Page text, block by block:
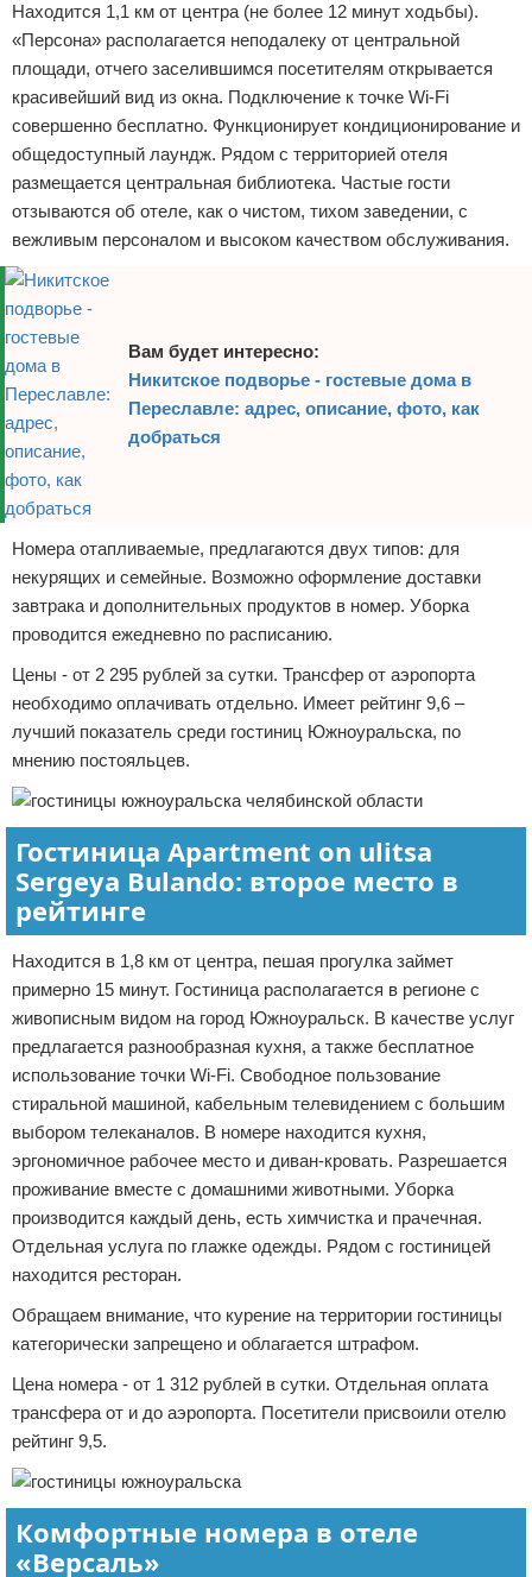
Находится 1,1 км от центра (не более 12 минут ходьбы).
«Персона» располагается неподалеку от центральной
площади, отчего заселившимся посетителям открывается
красивейший вид из окна. Подключение к точке Wi-Fi
совершенно бесплатно. Функционирует кондиционирование и
общедоступный лаундж. Рядом с территорией отеля
размещается центральная библиотека. Частые гости
отзываются об отеле, как о чистом, тихом заведении, с
вежливым персоналом и высоком качеством обслуживания.
Вам будет интересно:
Никитское подворье - гостевые дома в
Переславле: адрес, описание, фото, как
добраться
Номера отапливаемые, предлагаются двух типов: для
некурящих и семейные. Возможно оформление доставки
завтрака и дополнительных продуктов в номер. Уборка
проводится ежедневно по расписанию.
Цены - от 2 295 рублей за сутки. Трансфер от аэропорта
необходимо оплачивать отдельно. Имеет рейтинг 9,6 –
лучший показатель среди гостиниц Южноуральска, по
мнению постояльцев.
Гостиница Apartment on ulitsa
Sergeya Bulando: второе место в
рейтинге
Находится в 1,8 км от центра, пешая прогулка займет
примерно 15 минут. Гостиница располагается в регионе с
живописным видом на город Южноуральск. В качестве услуг
предлагается разнообразная кухня, а также бесплатное
использование точки Wi-Fi. Свободное пользование
стиральной машиной, кабельным телевидением с большим
выбором телеканалов. В номере находится кухня,
эргономичное рабочее место и диван-кровать. Разрешается
проживание вместе с домашними животными. Уборка
производится каждый день, есть химчистка и прачечная.
Отдельная услуга по глажке одежды. Рядом с гостиницей
находится ресторан.
Обращаем внимание, что курение на территории гостиницы
категорически запрещено и облагается штрафом.
Цена номера - от 1 312 рублей в сутки. Отдельная оплата
трансфера от и до аэропорта. Посетители присвоили отелю
рейтинг 9,5.
Комфортные номера в отеле
«Версаль»